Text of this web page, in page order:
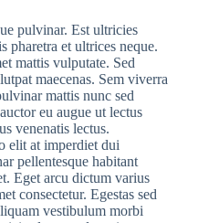
pulvinar. Est ultricies
pharetra et ultrices neque.
mattis vulputate. Sed
maecenas. Sem viverra
mattis nunc sed
eu augue ut lectus
venenatis lectus.
elit at imperdiet dui
pellentesque habitant
Eget arcu dictum varius
consectetur. Egestas sed
vestibulum morbi